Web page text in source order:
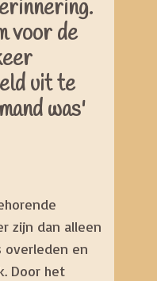
voor de
uit te
was'
zijn dan alleen
overleden en
Door het